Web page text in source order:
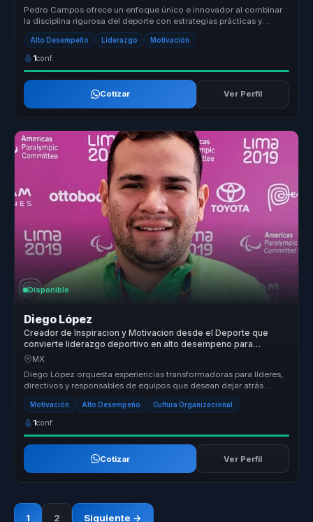
Pedro Campos ofrece un enfoque único e innovador al combinar
la disciplina rigurosa del deporte con estrategias prácticas y
efectivas par...
Alto Desempeño Liderazgo Motivación
1conf.
Cotizar Ver Perfil
Disponible
Diego López
Creador de Inspiracion y Motivacion desde el Deporte que
convierte liderazgo deportivo en alto desempeno para
equipos.
MX
Diego López orquesta experiencias transformadoras para líderes,
directivos y responsables de equipos que desean dejar atrás
estructuras d...
Motivación Alto Desempeño Cultura Organizacional
1conf.
Cotizar Ver Perfil
1 2 Siguiente →